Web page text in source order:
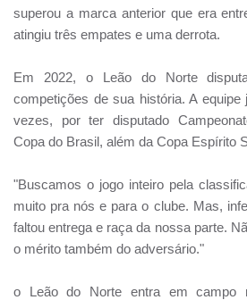
superou a marca anterior que era
atingiu três empates e uma derrota.
Em 2022, o Leão do Norte
competições de sua história. A
vezes, por ter disputado
Copa do Brasil, além da Copa Espírito
"Buscamos o jogo inteiro pela
muito pra nós e para o clube. Mas,
faltou entrega e raça da nossa parte.
o mérito também do adversário."
o Leão do Norte entra em campo